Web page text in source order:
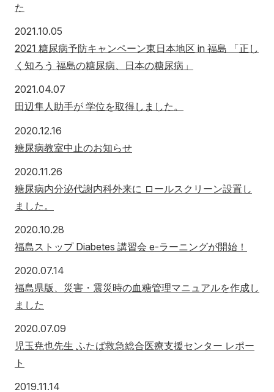
た
2021.10.05
2021 糖尿病予防キャンペーン東日本地区 in 福島 「正し
く知ろう 福島の糖尿病、日本の糖尿病」
2021.04.07
田辺隼人助手が 学位を取得しました。
2020.12.16
糖尿病教室中止のお知らせ
2020.11.26
糖尿病内分泌代謝内科外来に ロールスクリーン設置し
ました。
2020.10.28
福島ストップ Diabetes 講習会 e-ラーニングが開始！
2020.07.14
福島県版、災害・震災時の血糖管理マニュアルを作成し
ました
2020.07.09
児玉尭也先生 ふたば救急総合医療支援センター レポー
ト
2019.11.14